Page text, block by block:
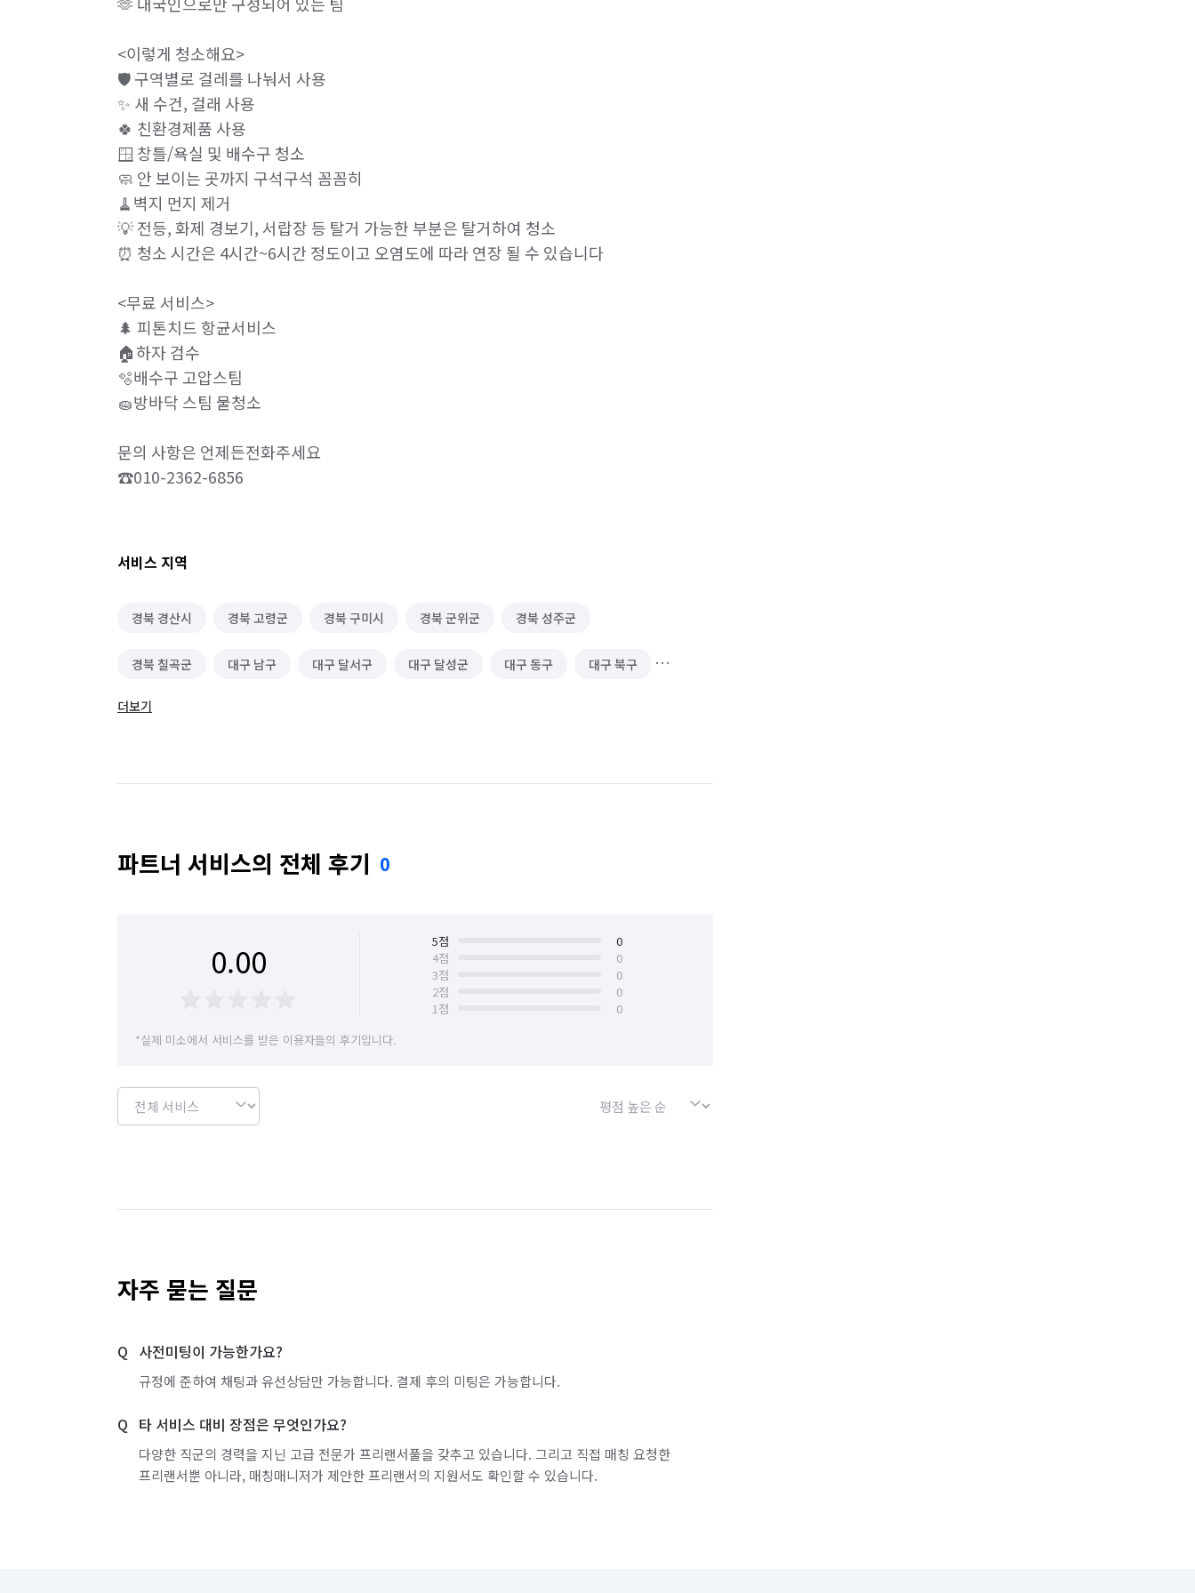
<이렇게 청소해요>
🛡️ 구역별로 걸레를 나눠서 사용
✨ 새 수건, 걸래 사용
🍀 친환경제품 사용
🪟 창틀/욕실 및 배수구 청소
🧼 안 보이는 곳까지 구석구석 꼼꼼히
🧹벽지 먼지 제거
💡 전등, 화제 경보기, 서랍장 등 탈거 가능한 부분은 탈거하여 청소
⏰ 청소 시간은 4시간~6시간 정도이고 오염도에 따라 연장 될 수 있습니다
<무료 서비스>
🌲 피톤치드 항균서비스
🏠하자 검수
🫧배수구 고압스팀
🧽방바닥 스팀 물청소
문의 사항은 언제든전화주세요
☎️010-2362-6856
서비스 지역
경북 경산시 경북 고령군 경북 구미시 경북 군위군 경북 성주군
경북 칠곡군 대구 남구 대구 달서구 대구 달성군 대구 동구 대구 북구
대구 서구
더보기
파트너 서비스의 전체 후기 0
0.00 5점
0
4점
0
3점
0
2점
0
1점
0
*실제 미소에서 서비스를 받은 이용자들의 후기입니다.
자주 묻는 질문
사전미팅이 가능한가요?
규정에 준하여 채팅과 유선상담만 가능합니다. 결제 후의 미팅은 가능합니다.
타 서비스 대비 장점은 무엇인가요?
다양한 직군의 경력을 지닌 고급 전문가 프리랜서풀을 갖추고 있습니다. 그리고 직접 매칭 요청한
프리랜서뿐 아니라, 매칭매니저가 제안한 프리랜서의 지원서도 확인할 수 있습니다.